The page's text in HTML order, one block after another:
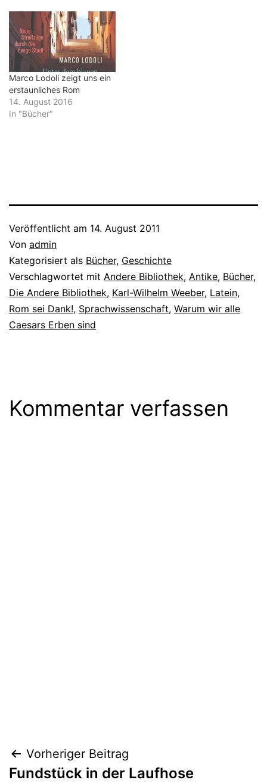
Marco Lodoli zeigt uns ein
erstaunliches Rom
14. August 2016
In "Bücher"
Veröffentlicht am 14. August 2011
Von admin
Kategorisiert als Bücher, Geschichte
Verschlagwortet mit Andere Bibliothek, Antike, Bücher,
Die Andere Bibliothek, Karl-Wilhelm Weeber, Latein,
Rom sei Dank!, Sprachwissenschaft, Warum wir alle
Caesars Erben sind
Kommentar verfassen
Beitragsnavigation
Vorheriger Beitrag
Fundstück in der Laufhose